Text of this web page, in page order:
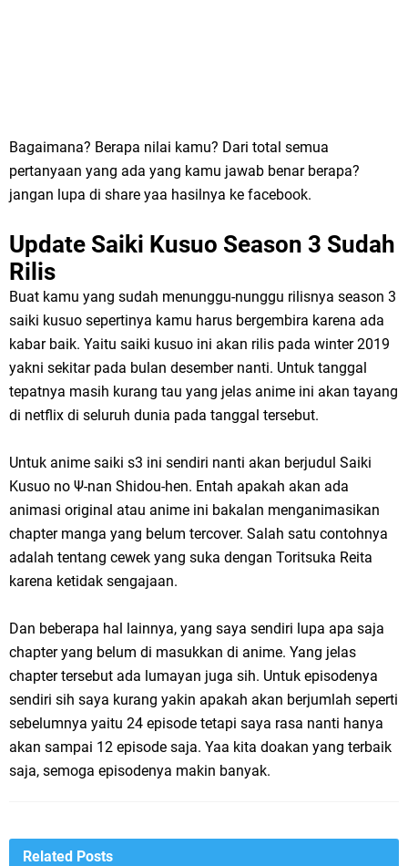
Bagaimana? Berapa nilai kamu? Dari total semua
pertanyaan yang ada yang kamu jawab benar berapa?
jangan lupa di share yaa hasilnya ke facebook.
Update Saiki Kusuo Season 3 Sudah
Rilis
Buat kamu yang sudah menunggu-nunggu rilisnya season 3
saiki kusuo sepertinya kamu harus bergembira karena ada
kabar baik. Yaitu saiki kusuo ini akan rilis pada winter 2019
yakni sekitar pada bulan desember nanti. Untuk tanggal
tepatnya masih kurang tau yang jelas anime ini akan tayang
di netflix di seluruh dunia pada tanggal tersebut.
Untuk anime saiki s3 ini sendiri nanti akan berjudul Saiki
Kusuo no Ψ-nan Shidou-hen. Entah apakah akan ada
animasi original atau anime ini bakalan menganimasikan
chapter manga yang belum tercover. Salah satu contohnya
adalah tentang cewek yang suka dengan Toritsuka Reita
karena ketidak sengajaan.
Dan beberapa hal lainnya, yang saya sendiri lupa apa saja
chapter yang belum di masukkan di anime. Yang jelas
chapter tersebut ada lumayan juga sih. Untuk episodenya
sendiri sih saya kurang yakin apakah akan berjumlah seperti
sebelumnya yaitu 24 episode tetapi saya rasa nanti hanya
akan sampai 12 episode saja. Yaa kita doakan yang terbaik
saja, semoga episodenya makin banyak.
Related Posts